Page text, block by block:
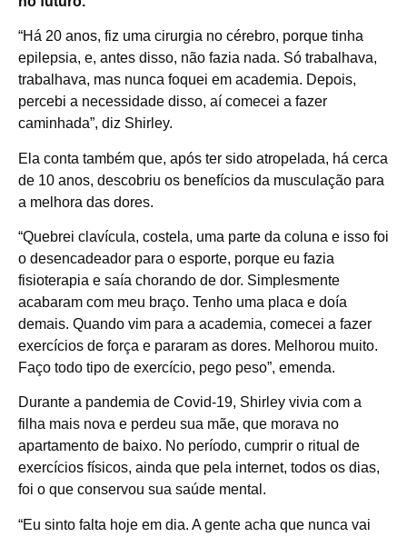
“Há 20 anos, fiz uma cirurgia no cérebro, porque tinha
epilepsia, e, antes disso, não fazia nada. Só trabalhava,
trabalhava, mas nunca foquei em academia. Depois,
percebi a necessidade disso, aí comecei a fazer
caminhada”, diz Shirley.
Ela conta também que, após ter sido atropelada, há cerca
de 10 anos, descobriu os benefícios da musculação para
a melhora das dores.
“Quebrei clavícula, costela, uma parte da coluna e isso foi
o desencadeador para o esporte, porque eu fazia
fisioterapia e saía chorando de dor. Simplesmente
acabaram com meu braço. Tenho uma placa e doía
demais. Quando vim para a academia, comecei a fazer
exercícios de força e pararam as dores. Melhorou muito.
Faço todo tipo de exercício, pego peso”, emenda.
Durante a pandemia de Covid-19, Shirley vivia com a
filha mais nova e perdeu sua mãe, que morava no
apartamento de baixo. No período, cumprir o ritual de
exercícios físicos, ainda que pela internet, todos os dias,
foi o que conservou sua saúde mental.
“Eu sinto falta hoje em dia. A gente acha que nunca vai